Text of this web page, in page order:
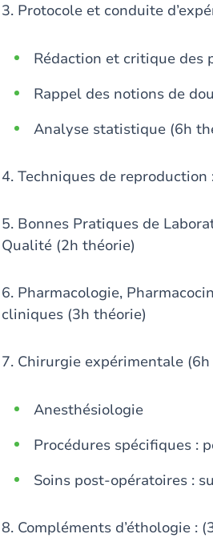
3. Protocole et conduite
Rédaction et critique des
Rappel des notions de
Analyse statistique (6h
4. Techniques de
5. Bonnes Pratiques de
Qualité (2h théorie)
6. Pharmacologie,
cliniques (3h théorie)
7. Chirurgie expérimentale
Anesthésiologie
Procédures spécifiques :
Soins post-opératoires :
8. Compléments d’éthologie :